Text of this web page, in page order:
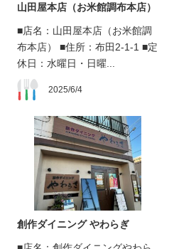
山田屋本店（お米館調布本店）
■店名：山田屋本店（お米館調
布本店） ■住所：布田2-1-1 ■定
休日：水曜日・日曜...
2025/6/4
創作ダイニング やわらぎ